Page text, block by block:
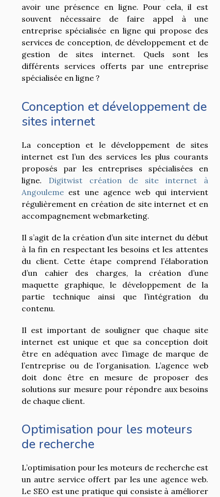
avoir une présence en ligne. Pour cela, il est
souvent nécessaire de faire appel à une
entreprise spécialisée en ligne qui propose des
services de conception, de développement et de
gestion de sites internet. Quels sont les
différents services offerts par une entreprise
spécialisée en ligne ?
Conception et développement de
sites internet
La conception et le développement de sites
internet est l’un des services les plus courants
proposés par les entreprises spécialisées en
ligne. Digitwist création de site internet à
Angouleme est une agence web qui intervient
régulièrement en création de site internet et en
accompagnement webmarketing.
Il s’agit de la création d’un site internet du début
à la fin en respectant les besoins et les attentes
du client. Cette étape comprend l’élaboration
d’un cahier des charges, la création d’une
maquette graphique, le développement de la
partie technique ainsi que l’intégration du
contenu.
Il est important de souligner que chaque site
internet est unique et que sa conception doit
être en adéquation avec l’image de marque de
l’entreprise ou de l’organisation. L’agence web
doit donc être en mesure de proposer des
solutions sur mesure pour répondre aux besoins
de chaque client.
Optimisation pour les moteurs
de recherche
L’optimisation pour les moteurs de recherche est
un autre service offert par les une agence web.
Le SEO est une pratique qui consiste à améliorer